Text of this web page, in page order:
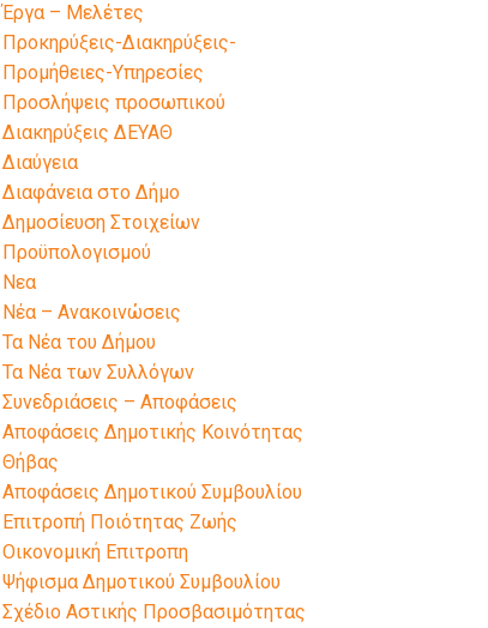
Έργα – Μελέτες
Προκηρύξεις-Διακηρύξεις-
Προμήθειες-Υπηρεσίες
Προσλήψεις προσωπικού
Διακηρύξεις ΔΕΥΑΘ
Διαύγεια
Διαφάνεια στο Δήμο
Δημοσίευση Στοιχείων
Προϋπολογισμού
Νεα
Νέα – Ανακοινώσεις
Τα Νέα του Δήμου
Τα Νέα των Συλλόγων
Συνεδριάσεις – Αποφάσεις
Αποφάσεις Δημοτικής Κοινότητας
Θήβας
Αποφάσεις Δημοτικού Συμβουλίου
Επιτροπή Ποιότητας Ζωής
Οικονομική Επιτροπη
Ψήφισμα Δημοτικού Συμβουλίου
Σχέδιο Αστικής Προσβασιμότητας